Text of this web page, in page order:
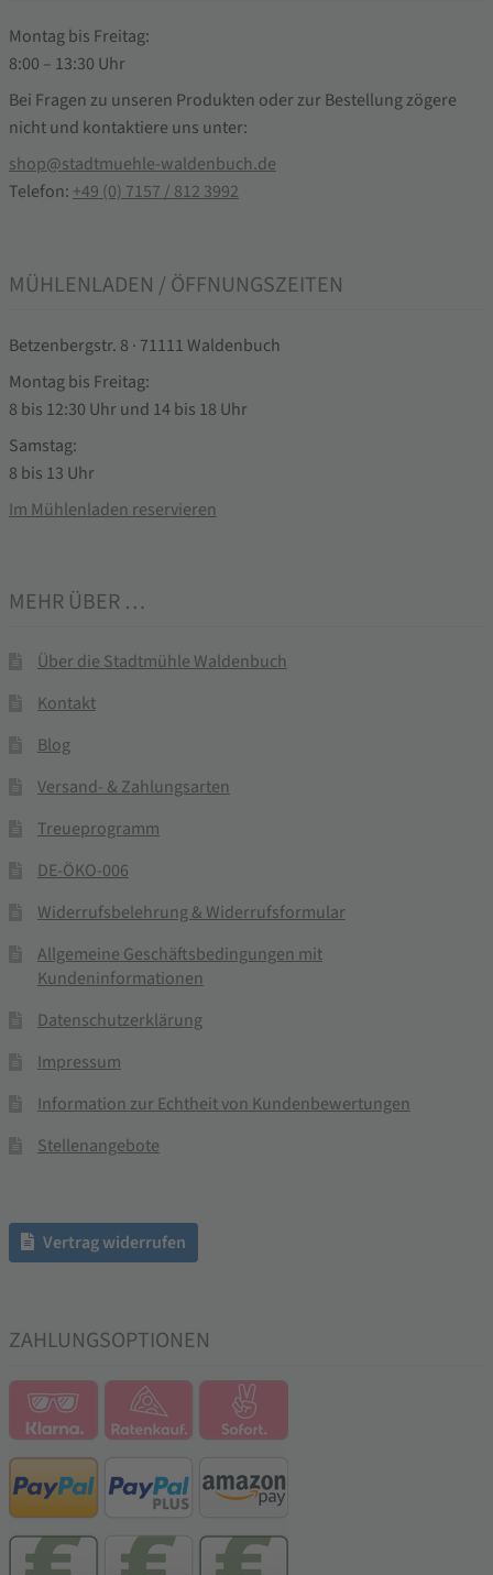
Montag bis Freitag:
8:00 – 13:30 Uhr
Bei Fragen zu unseren Produkten oder zur Bestellung zögere
nicht und kontaktiere uns unter:
shop@stadtmuehle-waldenbuch.de
Telefon:+49 (0) 7157 / 812 3992
MÜHLENLADEN / ÖFFNUNGSZEITEN
Betzenbergstr. 8 · 71111 Waldenbuch
Montag bis Freitag:
8 bis 12:30 Uhr und 14 bis 18 Uhr
Samstag:
8 bis 13 Uhr
Im Mühlenladen reservieren
MEHR ÜBER …
Über die Stadtmühle Waldenbuch
Kontakt
Blog
Versand- & Zahlungsarten
Treueprogramm
DE-ÖKO-006
Widerrufsbelehrung & Widerrufsformular
Allgemeine Geschäftsbedingungen mit
Kundeninformationen
Datenschutzerklärung
Impressum
Information zur Echtheit von Kundenbewertungen
Stellenangebote
Vertrag widerrufen
ZAHLUNGSOPTIONEN